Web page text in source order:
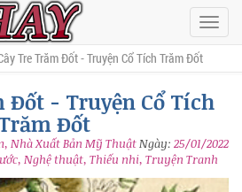
Hiện
menu
Tre Trăm Đốt - Truyện Cổ Tích Trăm Đốt
Đốt - Truyện Cổ Tích
Đốt
, Nhà Xuất Bản Mỹ ThuậtNgày: 25/01/2022
Nghệ thuật, Thiếu nhi, Truyện Tranh